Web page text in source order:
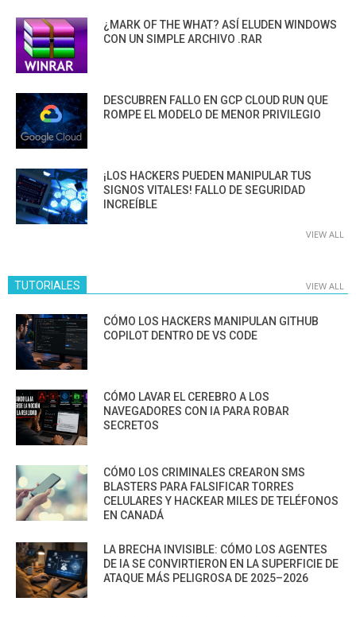
¿MARK OF THE WHAT? ASÍ ELUDEN WINDOWS
CON UN SIMPLE ARCHIVO .RAR
DESCUBREN FALLO EN GCP CLOUD RUN QUE
ROMPE EL MODELO DE MENOR PRIVILEGIO
¡LOS HACKERS PUEDEN MANIPULAR TUS
SIGNOS VITALES! FALLO DE SEGURIDAD
INCREÍBLE
VIEW ALL
TUTORIALES VIEW ALL
CÓMO LOS HACKERS MANIPULAN GITHUB
COPILOT DENTRO DE VS CODE
CÓMO LAVAR EL CEREBRO A LOS
NAVEGADORES CON IA PARA ROBAR
SECRETOS
CÓMO LOS CRIMINALES CREARON SMS
BLASTERS PARA FALSIFICAR TORRES
CELULARES Y HACKEAR MILES DE TELÉFONOS
EN CANADÁ
LA BRECHA INVISIBLE: CÓMO LOS AGENTES
DE IA SE CONVIRTIERON EN LA SUPERFICIE DE
ATAQUE MÁS PELIGROSA DE 2025–2026